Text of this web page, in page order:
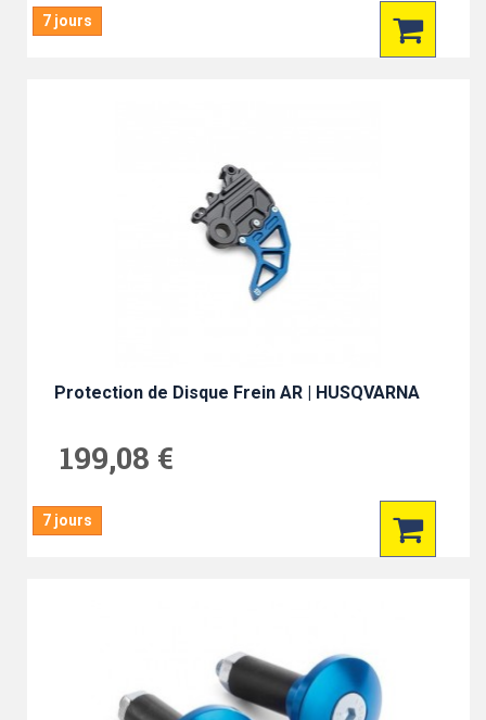
7 jours
Protection de Disque Frein AR | HUSQVARNA
199,08 €
7 jours